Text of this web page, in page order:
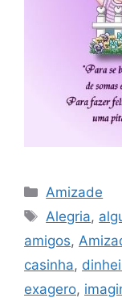
Categorias
Amizade
Tags
Alegria,
amigos,
casinha,
exagero,